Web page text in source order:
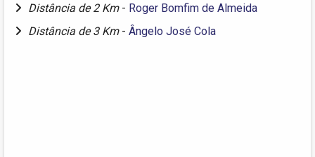
Distância de 2 Km - Roger Bomfim de Almeida
Distância de 3 Km - Ângelo José Cola